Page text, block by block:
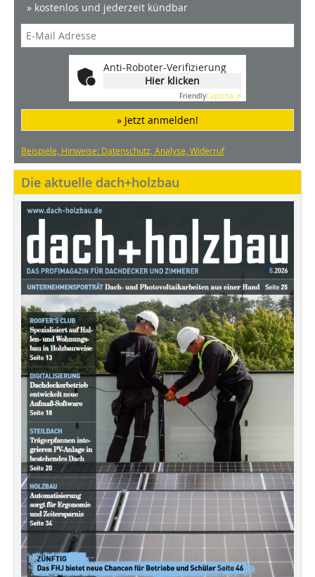
» kostenlos und jederzeit kündbar
Anti-Roboter-Verifizierung
Hier klicken
FriendlyCaptcha ⇗
» Jetzt anmelden!
Beispiele, Hinweise: Datenschutz, Analyse, Widerruf
Die aktuelle dach+holzbau